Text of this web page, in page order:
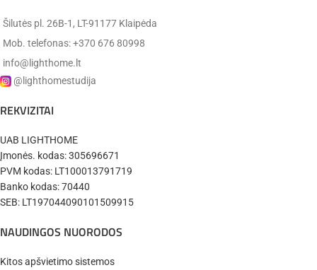
Šilutės pl. 26B-1, LT-91177 Klaipėda
Mob. telefonas: +370 676 80998
info@lighthome.lt
@lighthomestudija
REKVIZITAI
UAB LIGHTHOME
Įmonės. kodas: 305696671
PVM kodas: LT100013791719
Banko kodas: 70440
SEB: LT197044090101509915
NAUDINGOS NUORODOS
Kitos apšvietimo sistemos